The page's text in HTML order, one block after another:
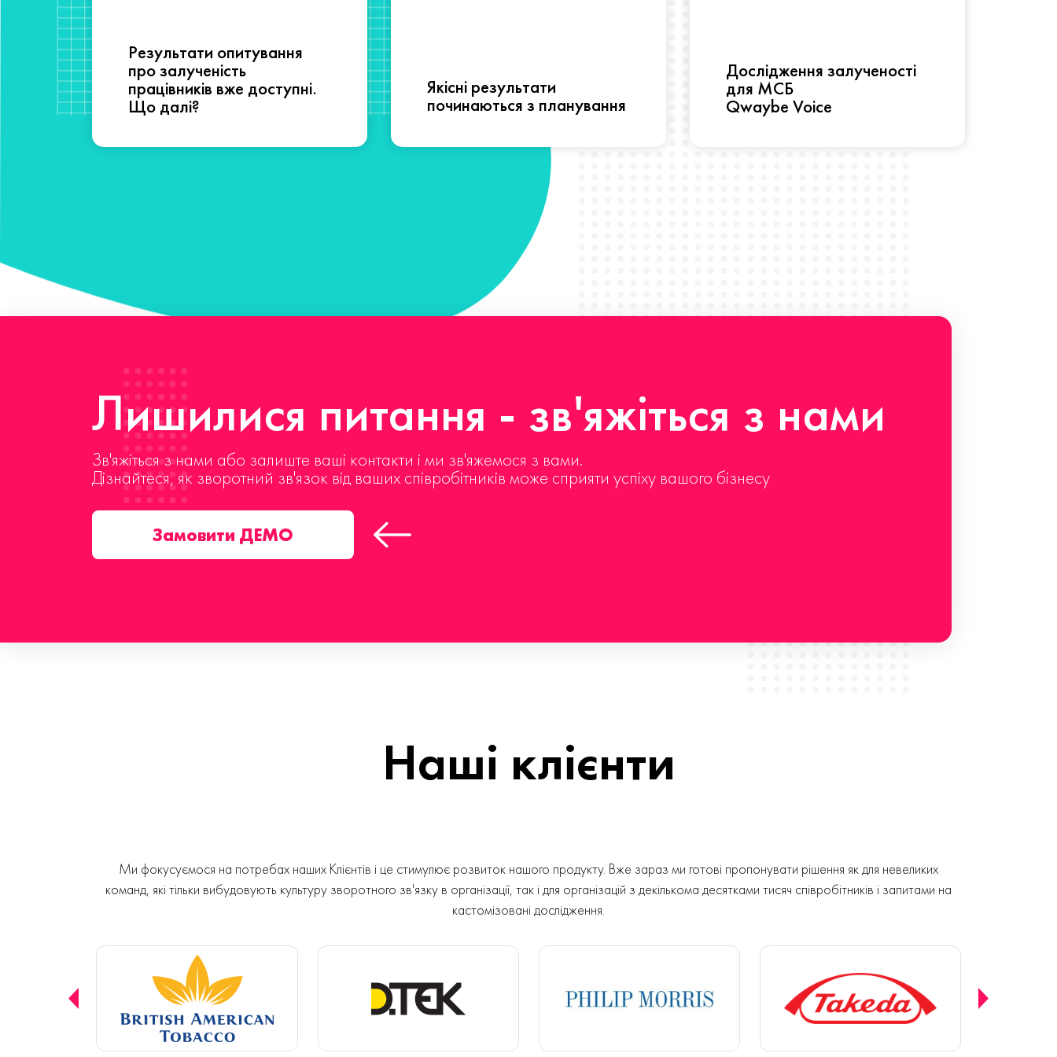
Результати опитування
про залученість
працівників вже доступні.
Що далі?
Якісні результати
починаються з планування
Дослідження залученості
для МСБ
Qwaybe Voice
Лишилися питання - зв'яжіться з нами
Зв'яжіться з нами або залиште ваші контакти і ми зв'яжемося з вами.
Дізнайтеся, як зворотний зв'язок від ваших співробітників може сприяти успіху вашого бізнесу
Замовити ДЕМО
Наші клієнти
Ми фокусуємося на потребах наших Клієнтів і це стимулює розвиток нашого продукту. Вже зараз ми готові пропонувати рішення як для невеликих
команд, які тільки вибудовують культуру зворотного зв'язку в організації, так і для організацій з декількома десятками тисяч співробітників і запитами на
кастомізовані дослідження.